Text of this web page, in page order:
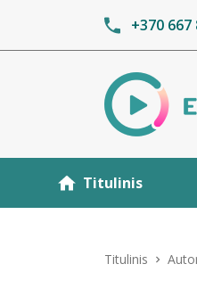
+370 667
Titulinis
Titulinis